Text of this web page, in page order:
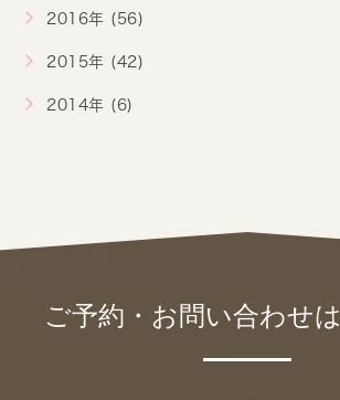
2016年 (56)
2015年 (42)
2014年 (6)
ご予約・お問い合わせは